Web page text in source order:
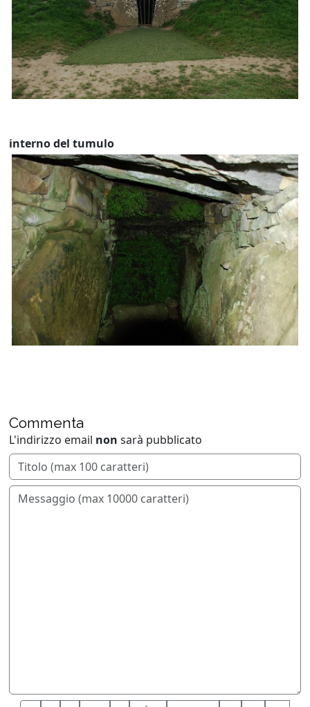
interno del tumulo
Commenta
L'indirizzo email non sarà pubblicato